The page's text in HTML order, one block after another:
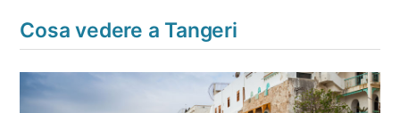
Cosa vedere a Tangeri